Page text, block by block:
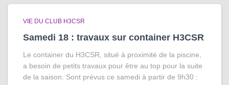
VIE DU CLUB H3CSR
Samedi 18 : travaux sur container H3CSR
Le container du H3CSR, situé à proximité de la piscine,
a besoin de petits travaux pour être au top pour la suite
de la saison. Sont prévus ce samedi à partir de 9h30 :